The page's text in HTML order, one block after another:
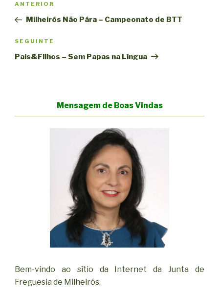
artigos
Conteúdo
anterior
ANTERIOR
Milheirós Não Pára – Campeonato de BTT
Conteúdo
seguinte
SEGUINTE
Pais&Filhos – Sem Papas na Língua
Mensagem de Boas Vindas
Bem-vindo ao sítio da Internet da Junta de
Freguesia de Milheirós.